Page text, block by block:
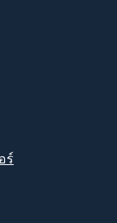
หม่)
ร์